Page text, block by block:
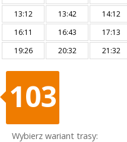
13:12
13:42 14:12
16:11
16:43 17:13
19:26
20:32 21:32
103
Wybierz wariant trasy: